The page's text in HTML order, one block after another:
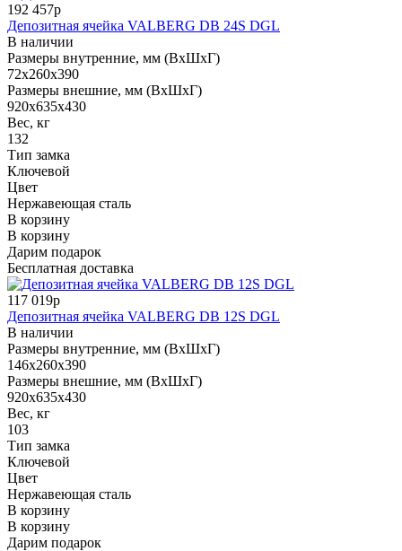
192 457р
Депозитная ячейка VALBERG DB 24S DGL
В наличии
Размеры внутренние, мм (ВхШхГ)
72x260x390
Размеры внешние, мм (ВхШхГ)
920x635x430
Вес, кг
132
Тип замка
Ключевой
Цвет
Нержавеющая сталь
В корзину
В корзину
Дарим подарок
Бесплатная доставка
117 019р
Депозитная ячейка VALBERG DB 12S DGL
В наличии
Размеры внутренние, мм (ВхШхГ)
146x260x390
Размеры внешние, мм (ВхШхГ)
920x635x430
Вес, кг
103
Тип замка
Ключевой
Цвет
Нержавеющая сталь
В корзину
В корзину
Дарим подарок